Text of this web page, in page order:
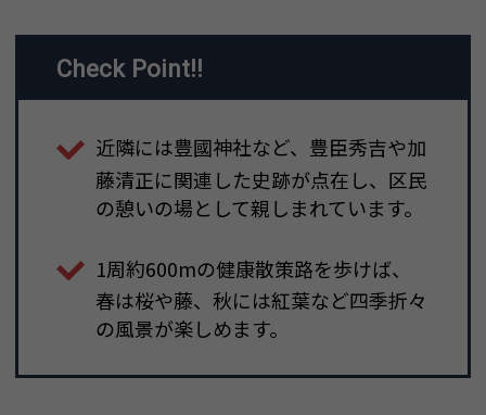
Check Point!!
近隣には豊國神社など、豊臣秀吉や加
藤清正に関連した史跡が点在し、区民
の憩いの場として親しまれています。
1周約600mの健康散策路を歩けば、
春は桜や藤、秋には紅葉など四季折々
の風景が楽しめます。